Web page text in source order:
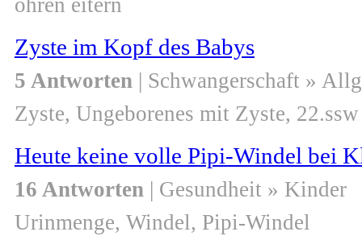
ohren eitern
Zyste im Kopf des Babys
5 Antworten | Schwangerschaft »
Zyste, Ungeborenes mit Zyste, 22.ssw
Heute keine volle Pipi-Windel bei
16 Antworten | Gesundheit » Kinder
Urinmenge, Windel, Pipi-Windel